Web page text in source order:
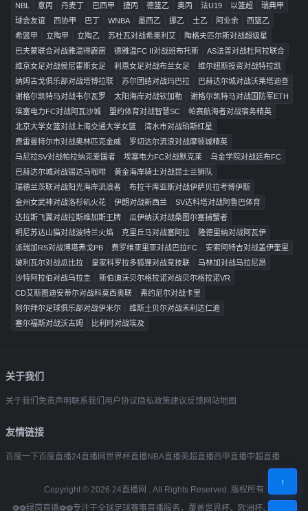
NBL
意丙 丹麦丁 巴西甲 捷丙 德篮乙 奥丙 法U19 以篮超
瑞典甲
球会友谊
西协甲 巴丁 WNBA 墨西乙 挪乙 土乙 阿业余
西篮乙
希篮甲
立陶甲 立陶乙 苏杜瓦对战希奥利艾
陶格夫匹尔斯对战超级星
巴夫蒙联合对战雅温得霹雳
德雅温FC II对战班布托斯
AS法普对战杜阿拉联合
维京女足对战侯尼霍斯女足
利恩女足对战布兰女足
维尔纽斯投资对战特拉凯
纳姆古戈俱乐部对战塔博拉联
苏尔团结对战玛巴拉
巴赫达尔城对战沃莱塔迪查
谢格尔凯特马对战韦尔瓦罗
太阳海岸对战钦加勒
谢格尔凯特马对战国防军ETH
埃塞电力FC对战阿瓦沙城
盟约体育对战智慧SC
帕赛航海者对战宿务精英
北京大学女篮对战上海交通大学女篮
湾水市对战珀斯红星
费雷曼特尔市对战奥林匹克金威
罗切达尔流浪对战摩顿城精英
马尼拉SV对战帕拉纳克爱国者
埃塞电力FC对战默克莱
乌金学院对战廷布FC
巴赫达尔城对战锡达马咖啡
黄金海岸骑士对战昆士兰狮队
瑞德兰茨联对战阳光海岸流浪者
布拉干库亚斯对战伊萨贝拉考博伊斯
金州女武神对战洛杉矶火花
伊朗对战新西兰
SV达科塔对战阿鲁巴体育
达拉斯飞翼对战拉斯维加斯王牌
瓜伊纳沃对战桑图尔塞捕蟹者
明尼苏达山猫对战波特兰火焰
克里丘马对战塞阿拉
隆德里纳对战阿瓦伊
派瑞加RS对战博塔弗戈PB
费罗维亚里亚对战巴拉FC
安索阿特吉对战盖伊奎里
玻利瓦尔对战瓜比拉
皇家科罗拉多狐狸对战竞技联
马林加对战马拉尼昂
沙特阿拉伯对战乌拉圭
斯伯迪沃贝尔格拉诺对战贝尔格拉诺VR
CD艾斯图迪安蒂尔对战科莫西奥联
弗约尼尔对战卡里
阿尔拜尔足球俱乐部对战伊米尔
维斯土贝尔对战禾利达仁迪
塞尔福斯对战沃古姆
比利时对战埃及
关于我们
关于我们 免责声明联系我们 用户协议 隐私政策建议反馈网站地图
友情链接
百度一下百度直播24直播网世界杯直播NBA直播英超直播西甲直播中超直播
Copyright © 2026 24直播网
. All Rights Reserved. 版权所有
⚽⚽绿茵直播⚽⚽专注于全球足球赛事直播服务，覆盖世界杯、欧洲杯、英超、
↑